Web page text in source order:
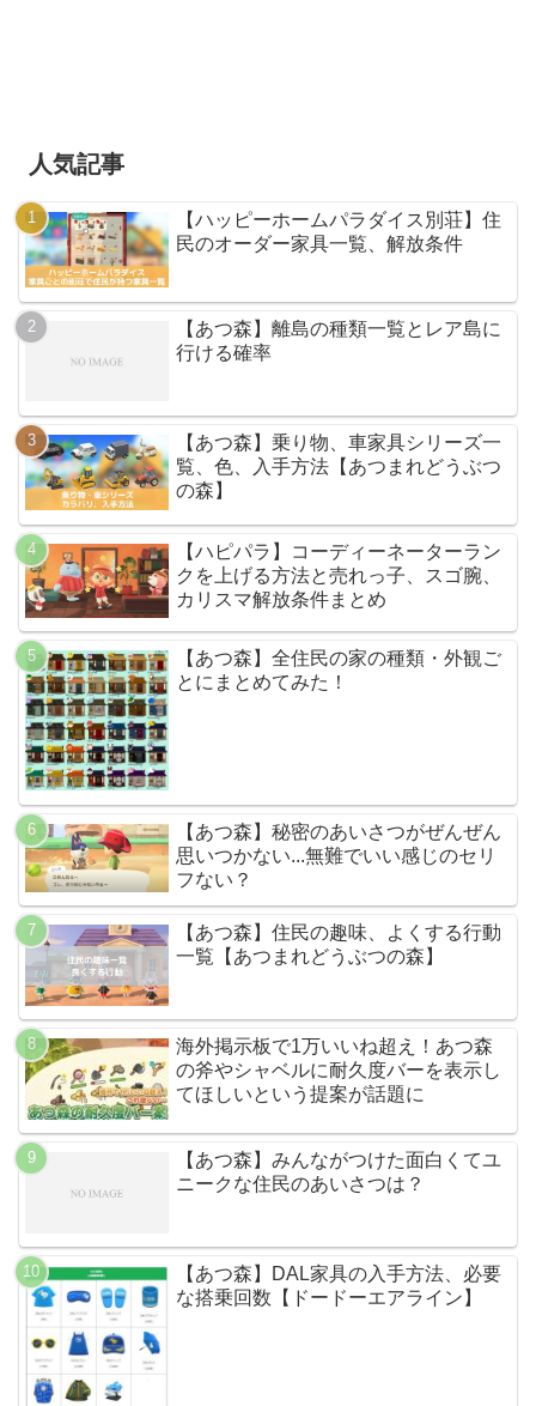
人気記事
【ハッピーホームパラダイス別荘】住
民のオーダー家具一覧、解放条件
【あつ森】離島の種類一覧とレア島に
行ける確率
【あつ森】乗り物、車家具シリーズ一
覧、色、入手方法【あつまれどうぶつ
の森】
【ハピパラ】コーディーネーターラン
クを上げる方法と売れっ子、スゴ腕、
カリスマ解放条件まとめ
【あつ森】全住民の家の種類・外観ご
とにまとめてみた！
【あつ森】秘密のあいさつがぜんぜん
思いつかない...無難でいい感じのセリ
フない？
【あつ森】住民の趣味、よくする行動
一覧【あつまれどうぶつの森】
海外掲示板で1万いいね超え！あつ森
の斧やシャベルに耐久度バーを表示し
てほしいという提案が話題に
【あつ森】みんながつけた面白くてユ
ニークな住民のあいさつは？
【あつ森】DAL家具の入手方法、必要
な搭乗回数【ドードーエアライン】